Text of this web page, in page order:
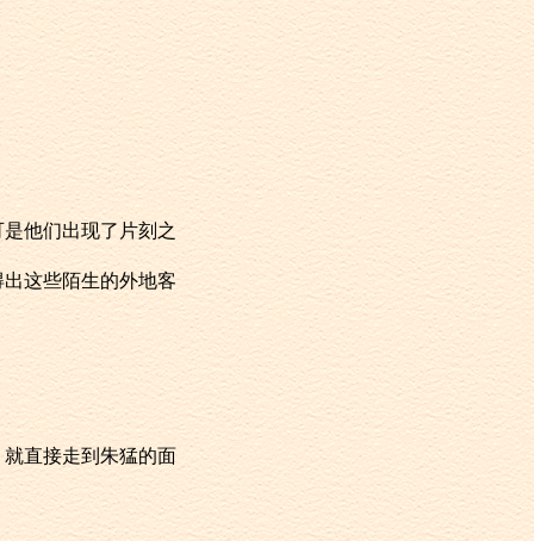
是他们出现了片刻之
出这些陌生的外地客
就直接走到朱猛的面